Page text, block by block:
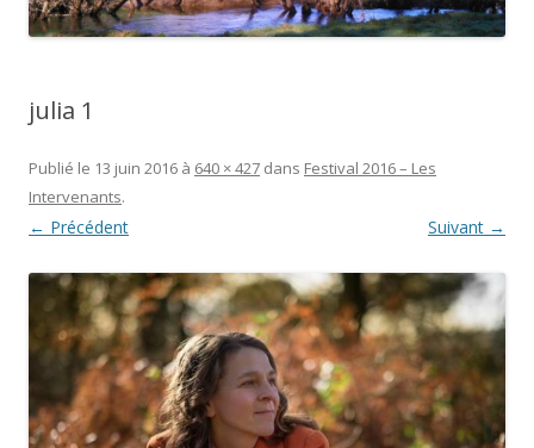
julia 1
Publié le 13 juin 2016 à 640 × 427 dans Festival 2016 – Les
Intervenants.
← Précédent Suivant →